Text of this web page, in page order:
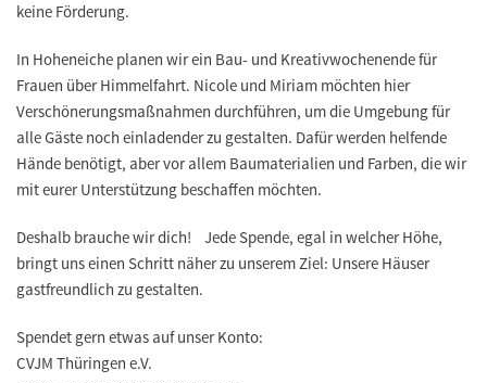
keine Förderung.
In Hoheneiche planen wir ein Bau- und Kreativwochenende für
Frauen über Himmelfahrt. Nicole und Miriam möchten hier
Verschönerungsmaßnahmen durchführen, um die Umgebung für
alle Gäste noch einladender zu gestalten. Dafür werden helfende
Hände benötigt, aber vor allem Baumaterialien und Farben, die wir
mit eurer Unterstützung beschaffen möchten.
Deshalb brauche wir dich! Jede Spende, egal in welcher Höhe,
bringt uns einen Schritt näher zu unserem Ziel: Unsere Häuser
gastfreundlich zu gestalten.
Spendet gern etwas auf unser Konto:
CVJM Thüringen e.V.